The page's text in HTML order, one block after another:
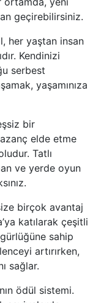
geçirebilirsiniz.
her yaştan insan
Kendinizi
serbest
yaşamınıza
bir
elde etme
Tatlı
ve yerde oyun
birçok avantaj
katılarak çeşitli
sahip
artırırken,
sağlar.
ödül sistemi.